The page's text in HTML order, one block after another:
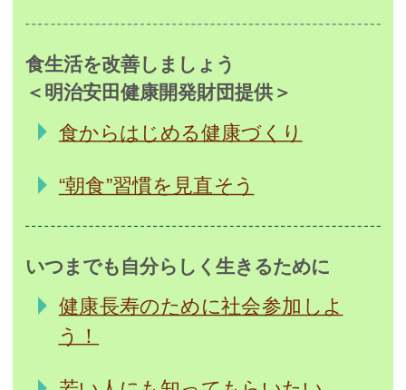
食生活を改善しましょう
＜明治安田健康開発財団提供＞
食からはじめる健康づくり
“朝食”習慣を見直そう
いつまでも自分らしく生きるために
健康長寿のために社会参加しよ
う！